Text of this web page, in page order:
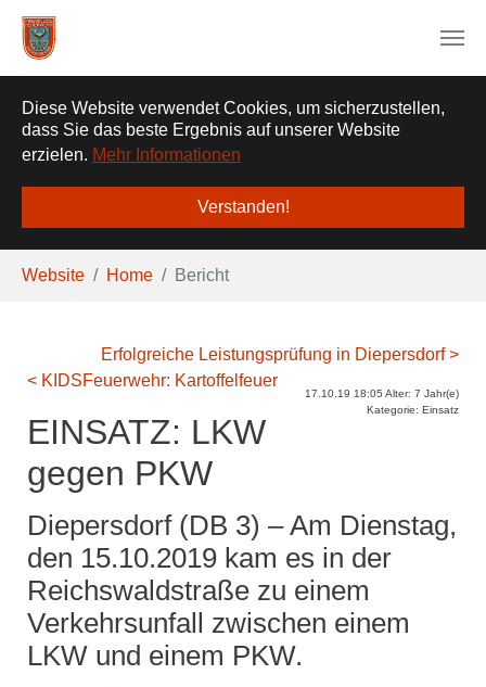
Diese Website verwendet Cookies, um sicherzustellen,
dass Sie das beste Ergebnis auf unserer Website
erzielen. Mehr Informationen
Verstanden!
Sie sind hier:
Website Home Bericht
Erfolgreiche Leistungsprüfung in Diepersdorf >
< KIDSFeuerwehr: Kartoffelfeuer
17.10.19 18:05 Alter: 7 Jahr(e)
Kategorie: Einsatz
EINSATZ: LKW
gegen PKW
Diepersdorf (DB 3) – Am Dienstag,
den 15.10.2019 kam es in der
Reichswaldstraße zu einem
Verkehrsunfall zwischen einem
LKW und einem PKW.